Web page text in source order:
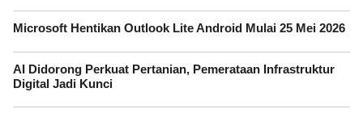
Microsoft Hentikan Outlook Lite Android Mulai 25 Mei 2026
AI Didorong Perkuat Pertanian, Pemerataan Infrastruktur
Digital Jadi Kunci